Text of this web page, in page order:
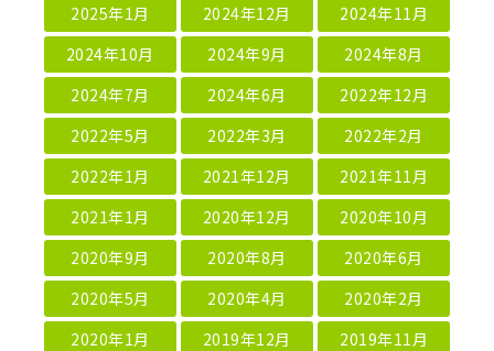
2025年1月
2024年12月
2024年11月
2024年10月
2024年9月
2024年8月
2024年7月
2024年6月
2022年12月
2022年5月
2022年3月
2022年2月
2022年1月
2021年12月
2021年11月
2021年1月
2020年12月
2020年10月
2020年9月
2020年8月
2020年6月
2020年5月
2020年4月
2020年2月
2020年1月
2019年12月
2019年11月